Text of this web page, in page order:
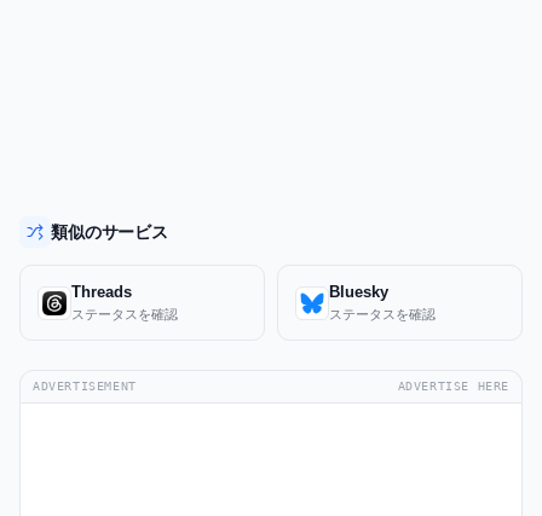
類似のサービス
Threads
ステータスを確認
Bluesky
ステータスを確認
ADVERTISEMENT ADVERTISE HERE